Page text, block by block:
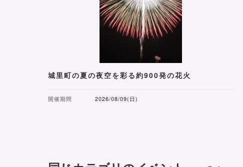
城里町の夏の夜空を彩る約900発の花火
開催期間 2026/08/09(日)